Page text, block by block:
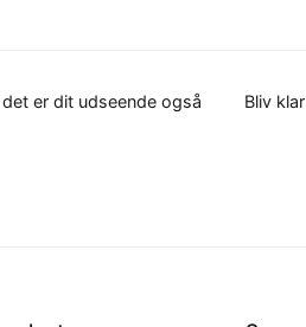
er dit udseende også Bliv